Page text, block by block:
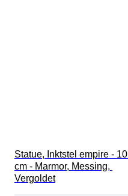
Statue, Inktstel empire - 10
cm - Marmor, Messing,
Vergoldet